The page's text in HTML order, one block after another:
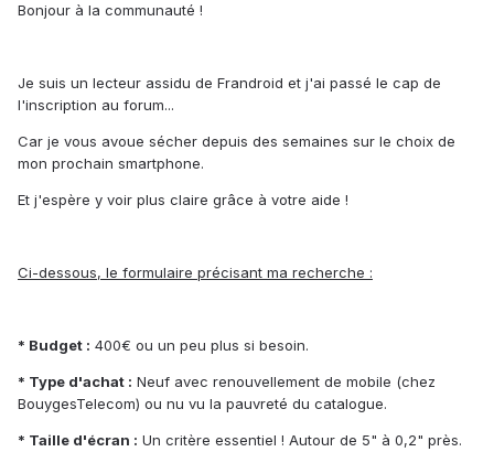
Bonjour à la communauté !
Je suis un lecteur assidu de Frandroid et j'ai passé le cap de
l'inscription au forum...
Car je vous avoue sécher depuis des semaines sur le choix de
mon prochain smartphone.
Et j'espère y voir plus claire grâce à votre aide !
Ci-dessous, le formulaire précisant ma recherche :
* Budget : 400€ ou un peu plus si besoin.
* Type d'achat : Neuf avec renouvellement de mobile (chez
BouygesTelecom) ou nu vu la pauvreté du catalogue.
* Taille d'écran : Un critère essentiel ! Autour de 5" à 0,2" près.